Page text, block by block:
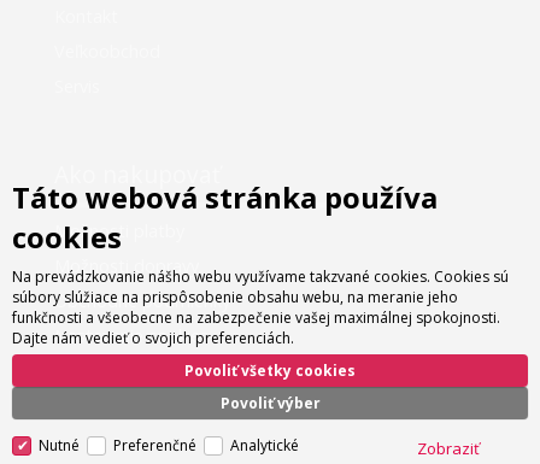
Možnosti platby
Možnosti dopravy
Obchodné podmienky
Nastavenie cookies
Informácie o cookies
Táto webová stránka používa
cookies
Na prevádzkovanie nášho webu využívame takzvané cookies. Cookies sú
súbory slúžiace na prispôsobenie obsahu webu, na meranie jeho
funkčnosti a všeobecne na zabezpečenie vašej maximálnej spokojnosti.
Dajte nám vedieť o svojich preferenciách.
Povoliť výber
Povoliť všetky cookies
Nutné Preferenčné
Analytické
Zobraziť